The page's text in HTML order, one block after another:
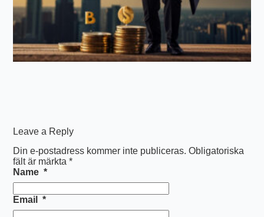
Leave a Reply
Din e-postadress kommer inte publiceras. Obligatoriska
fält är märkta*
Name *
Email *